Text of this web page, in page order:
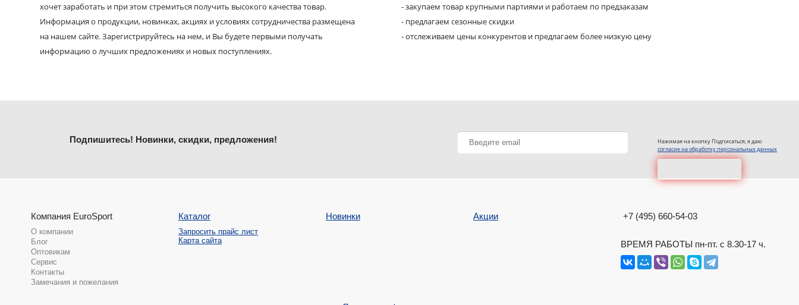
хочет заработать и при этом стремиться получить высокого качества товар.
Информация о продукции, новинках, акциях и условиях сотрудничества размещена
на нашем сайте. Зарегистрируйтесь на нем, и Вы будете первыми получать
информацию о лучших предложениях и новых поступлениях.
- закупаем товар крупными партиями и работаем по предзаказам
- предлагаем сезонные скидки
- отслеживаем цены конкурентов и предлагаем более низкую цену
Нажимая на кнопку Подписаться, я даю
согласие на обработку персональных данных
Подпишитесь! Новинки, скидки, предложения!
Компания EuroSport
О компании
Блог
Оптовикам
Сервис
Контакты
Замечания и пожелания
Каталог
Запросить прайс лист
Карта сайта
Новинки Акции +7 (495) 660-54-03
ВРЕМЯ РАБОТЫ пн-пт. с 8.30-17 ч.